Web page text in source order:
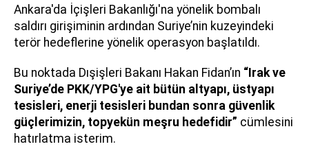
Ankara'da İçişleri Bakanlığı'na yönelik bombalı
saldırı girişiminin ardından Suriye’nin kuzeyindeki
terör hedeflerine yönelik operasyon başlatıldı.
Bu noktada Dışişleri Bakanı Hakan Fidan’ın “Irak ve
Suriye’de PKK/YPG'ye ait bütün altyapı, üstyapı
tesisleri, enerji tesisleri bundan sonra güvenlik
güçlerimizin, topyekün meşru hedefidir” cümlesini
hatırlatma isterim.